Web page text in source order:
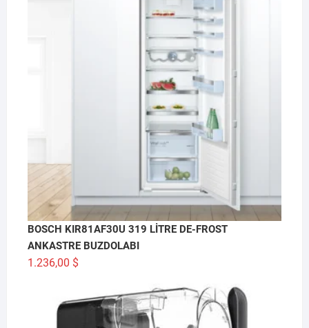
BOSCH KIR81AF30U 319 LİTRE DE-FROST
ANKASTRE BUZDOLABI
1.236,00 $